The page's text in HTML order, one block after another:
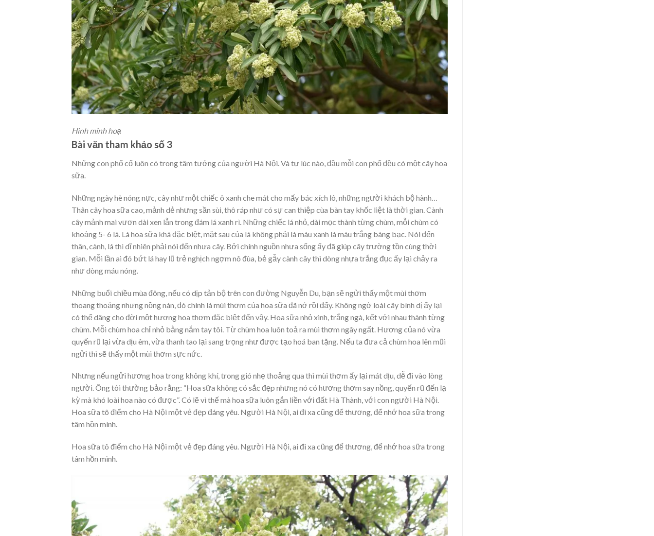
Hình minh hoạ
Bài văn tham khảo số 3
Những con phố cổ luôn có trong tâm tưởng của người Hà Nội. Và tự lúc nào, đầu mỗi con phố đều có một cây hoa
sữa.
Những ngày hè nóng nực, cây như một chiếc ô xanh che mát cho mấy bác xích lô, những người khách bộ hành…
Thân cây hoa sữa cao, mảnh dẻ nhưng sần sùi, thô ráp như có sự can thiệp cùa bàn tay khốc liệt là thời gian. Cành
cây mảnh mai vươn dài xen lẫn trong đám lá xanh rì. Những chiếc lá nhỏ, dài mọc thành từng chùm, mỗi chùm có
khoảng 5- 6 lá. Lá hoa sữa khá đặc biệt, mặt sau của lá không phải là màu xanh là màu trắng bàng bạc. Nói đến
thân, cành, lá thì dĩ nhiên phải nói đến nhựa cây. Bởi chính nguồn nhựa sống ấy đã giúp cây trường tồn cùng thời
gian. Mỗi lần ai đó bứt lá hay lũ trẻ nghịch ngợm nô đùa, bẻ gẫy cành cây thì dòng nhựa trắng đục ấy lại chảy ra
như dòng máu nóng.
Những buổi chiều mùa đông, nếu có dịp tản bộ trên con đường Nguyễn Du, bạn sẽ ngửi thấy một mùi thơm
thoang thoảng nhưng nồng nàn, đó chính là mùi thơm của hoa sữa đã nở rồi đấy. Không ngờ loài cây bình dị ấy lại
có thể dâng cho đời một hương hoa thơm đặc biệt đến vậy. Hoa sữa nhỏ xinh, trắng ngà, kết với nhau thành từng
chùm. Mỗi chùm hoa chỉ nhỏ bằng nắm tay tôi. Từ chùm hoa luôn toả ra mùi thơm ngây ngất. Hương của nó vừa
quyến rũ lại vừa dịu êm, vừa thanh tao lại sang trọng như được tạo hoá ban tặng. Nếu ta đưa cả chùm hoa lên mũi
ngửi thì sẽ thấy một mùi thơm sực nức.
Nhưng nếu ngửi hương hoa trong không khí, trong gió nhẹ thoảng qua thì mùi thơm ấy lại mát dịu, dễ đi vào lòng
người. Ông tôi thường bảo rằng: “Hoa sữa không có sắc đẹp nhưng nó có hương thơm say nồng, quyến rũ đến lạ
kỳ mà khó loài hoa nào có được”. Có lẽ vì thế mà hoa sữa luôn gắn liền với đất Hà Thành, với con người Hà Nội.
Hoa sữa tô điểm cho Hà Nội một vẻ đẹp đáng yêu. Người Hà Nội, ai đi xa cũng để thương, để nhớ hoa sữa trong
tâm hồn mình.
Hoa sữa tô điểm cho Hà Nội một vẻ đẹp đáng yêu. Người Hà Nội, ai đi xa cũng để thương, để nhớ hoa sữa trong
tâm hồn mình.